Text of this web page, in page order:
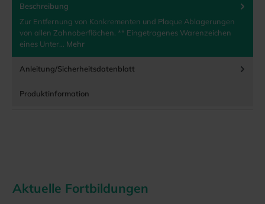
Beschreibung
Zur Entfernung von Konkrementen und Plaque Ablagerungen
von allen Zahnoberflächen. ** Eingetragenes Warenzeichen
eines Unter… Mehr
Anleitung/Sicherheitsdatenblatt
Produktinformation
Aktuelle Fortbildungen